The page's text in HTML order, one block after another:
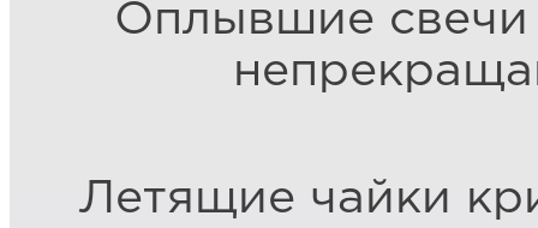
Оплывшие свечи
Летящие чайки